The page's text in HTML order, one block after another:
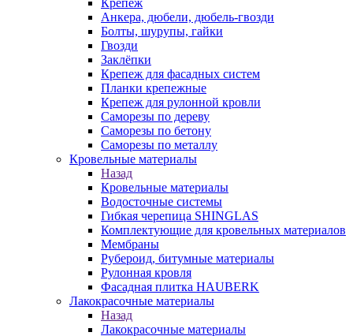
Анкера, дюбели, дюбель-гвозди
Болты, шурупы, гайки
Гвозди
Заклёпки
Крепеж для фасадных систем
Планки крепежные
Крепеж для рулонной кровли
Саморезы по дереву
Саморезы по бетону
Саморезы по металлу
Кровельные материалы
Назад
Кровельные материалы
Водосточные системы
Гибкая черепица SHINGLAS
Комплектующие для кровельных материалов
Мембраны
Рубероид, битумные материалы
Рулонная кровля
Фасадная плитка HAUBERK
Лакокрасочные материалы
Назад
Лакокрасочные материалы